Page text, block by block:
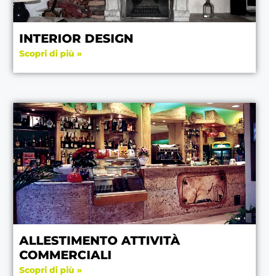
INTERIOR DESIGN
Scopri di più »
ALLESTIMENTO ATTIVITÀ
COMMERCIALI
Scopri di più »